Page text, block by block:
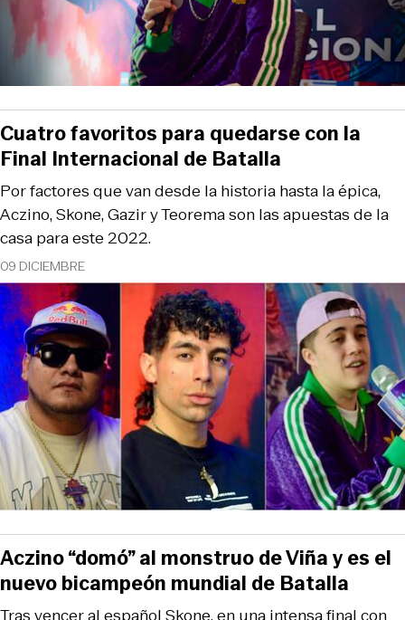
09 DICIEMBRE
Por factores que van desde la historia hasta la épica,
Aczino, Skone, Gazir y Teorema son las apuestas de la
casa para este 2022.
Cuatro favoritos para quedarse con la
Final Internacional de Batalla
Tras vencer al español Skone, en una intensa final con
Aczino “domó” al monstruo de Viña y es el
nuevo bicampeón mundial de Batalla